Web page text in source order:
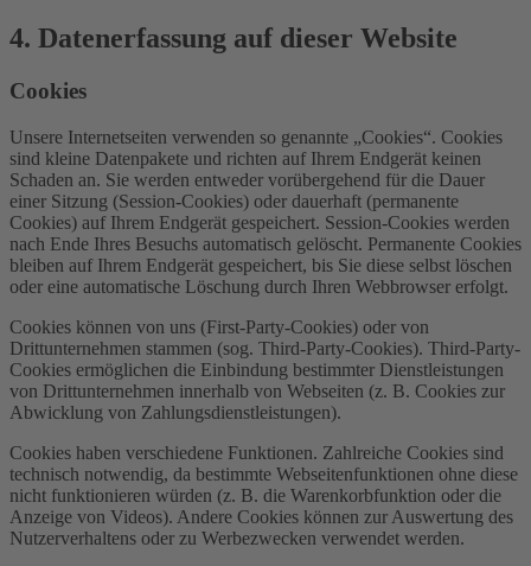
4. Datenerfassung auf dieser Website
Cookies
Unsere Internetseiten verwenden so genannte „Cookies“. Cookies
sind kleine Datenpakete und richten auf Ihrem Endgerät keinen
Schaden an. Sie werden entweder vorübergehend für die Dauer
einer Sitzung (Session-Cookies) oder dauerhaft (permanente
Cookies) auf Ihrem Endgerät gespeichert. Session-Cookies werden
nach Ende Ihres Besuchs automatisch gelöscht. Permanente Cookies
bleiben auf Ihrem Endgerät gespeichert, bis Sie diese selbst löschen
oder eine automatische Löschung durch Ihren Webbrowser erfolgt.
Cookies können von uns (First-Party-Cookies) oder von
Drittunternehmen stammen (sog. Third-Party-Cookies). Third-Party-
Cookies ermöglichen die Einbindung bestimmter Dienstleistungen
von Drittunternehmen innerhalb von Webseiten (z. B. Cookies zur
Abwicklung von Zahlungsdienstleistungen).
Cookies haben verschiedene Funktionen. Zahlreiche Cookies sind
technisch notwendig, da bestimmte Webseitenfunktionen ohne diese
nicht funktionieren würden (z. B. die Warenkorbfunktion oder die
Anzeige von Videos). Andere Cookies können zur Auswertung des
Nutzerverhaltens oder zu Werbezwecken verwendet werden.